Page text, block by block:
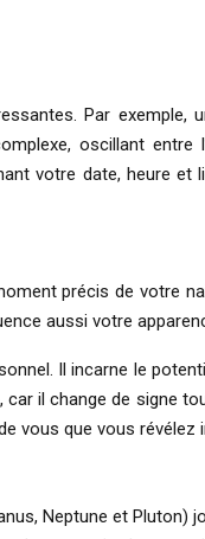
Par exemple,
oscillant
votre date, heure et
précis de votre
aussi votre
Il incarne le
il change de signe
vous que vous révélez
Neptune et Pluton)